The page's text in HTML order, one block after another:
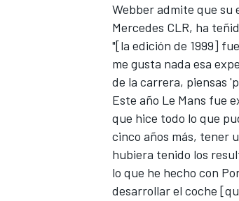
MÁS CATEGORÍAS
Webber admite que su
Mercedes CLR, ha
"[la edición de 1999]
me gusta nada esa
de la carrera, piensas
Este año Le Mans fue
que hice todo lo que
cinco años más, tener
hubiera tenido los
lo que he hecho con
desarrollar el coche